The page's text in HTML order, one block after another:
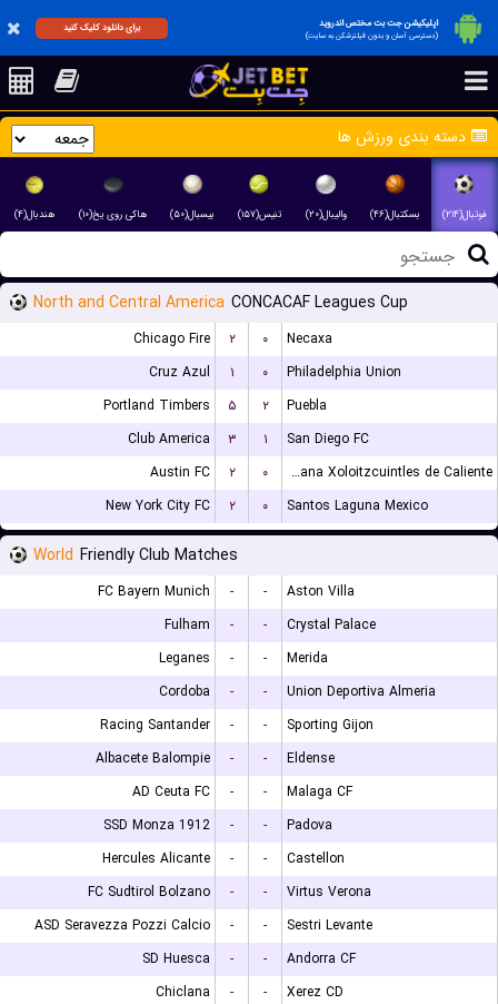
اپلیکیشن جت بت مختص اندروید
(دسترسی آسان و بدون فیلترشکن به سایت)
برای دانلود کلیک کنید
دسته بندی ورزش ها
فوتبال(۲۱۴) بسکتبال(۴۶) والیبال(۲۰) تنیس(۱۵۷) بیسبال(۵۰) هاکی روی یخ(۱۰) هندبال(۴)
North and Central America CONCACAF Leagues Cup
Chicago Fire ۲ ۰
Necaxa
Cruz Azul
۱ ۰
Philadelphia Union
Portland Timbers
۵ ۲
Puebla
Club America
۳ ۱
San Diego FC
Austin FC
۲ ۰
Club Tijuana Xoloitzcuintles de Caliente
New York City FC
۲ ۰ Santos Laguna Mexico
World Friendly Club Matches
FC Bayern Munich - -
Aston Villa
Fulham
- -
Crystal Palace
Leganes
- -
Merida
Cordoba
- -
Union Deportiva Almeria
Racing Santander
- -
Sporting Gijon
Albacete Balompie
- -
Eldense
AD Ceuta FC
- -
Malaga CF
SSD Monza 1912
- -
Padova
Hercules Alicante
- -
Castellon
FC Sudtirol Bolzano
- -
Virtus Verona
ASD Seravezza Pozzi Calcio
- -
Sestri Levante
SD Huesca
- -
Andorra CF
Chiclana
- -
Xerez CD